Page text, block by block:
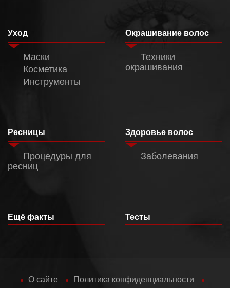
Уход
Маски
Косметика
Инструменты
Окрашивание волос
Техники
окрашивания
Ресницы
Процедуры для
ресниц
Здоровье волос
Заболевания
Ещё факты Тесты
О сайте
Политика конфиденциальности